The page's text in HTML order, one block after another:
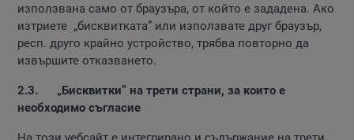
използвана само от браузъра, от който е зададена. Ако
изтриете „бисквитката” или използвате друг браузър,
респ. друго крайно устройство, трябва повторно да
извършите отказването.
2.3. „Бисквитки” на трети страни, за които е
необходимо съгласие